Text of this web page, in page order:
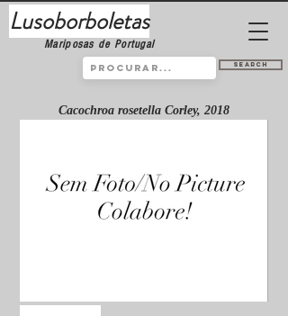
Lusoborboletas
Mariposas de Portugal
Search
Cacochroa rosetella Corley, 2018